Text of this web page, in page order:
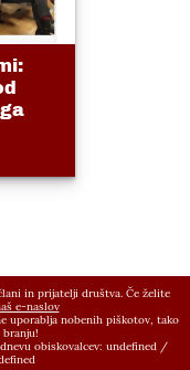
in prijatelji društva. Če želite
e-naslov
uporablja nobenih piškotov, tako
obiskovalcev: undefined/